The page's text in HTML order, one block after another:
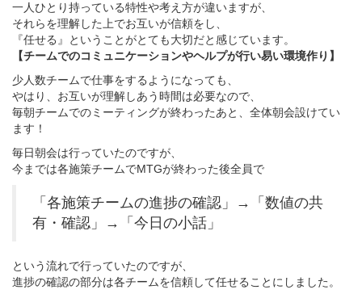
一人ひとり持っている特性や考え方が違いますが、
それらを理解した上でお互いが信頼をし、
『任せる』ということがとても大切だと感じています。
【チームでのコミュニケーションやヘルプが行い易い環境作り】
少人数チームで仕事をするようになっても、
やはり、お互いが理解しあう時間は必要なので、
毎朝チームでのミーティングが終わったあと、全体朝会設けてい
ます！
毎日朝会は行っていたのですが、
今までは各施策チームでMTGが終わった後全員で
「各施策チームの進捗の確認」→「数値の共
有・確認」→「今日の小話」
という流れで行っていたのですが、
進捗の確認の部分は各チームを信頼して任せることにしました。